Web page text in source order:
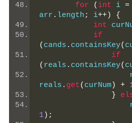
for
( int i =
arr . length ; i++)
{
int
if
( cands . containsKey(
if
( reals . containsKey(
reals . get( curNum) +
}
1);